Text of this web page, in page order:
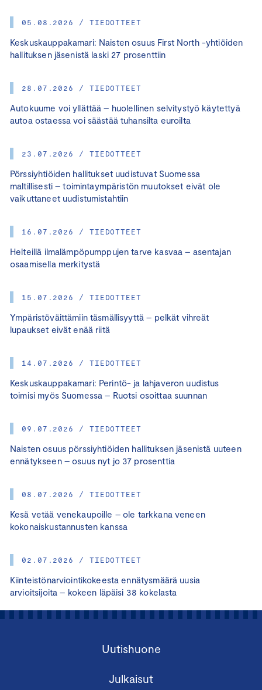
05.08.2026 / TIEDOTTEET
Keskuskauppakamari: Naisten osuus First North -yhtiöiden
hallituksen jäsenistä laski 27 prosenttiin
28.07.2026 / TIEDOTTEET
Autokuume voi yllättää – huolellinen selvitystyö käytettyä
autoa ostaessa voi säästää tuhansilta euroilta
23.07.2026 / TIEDOTTEET
Pörssiyhtiöiden hallitukset uudistuvat Suomessa
maltillisesti – toimintaympäristön muutokset eivät ole
vaikuttaneet uudistumistahtiin
16.07.2026 / TIEDOTTEET
Helteillä ilmalämpöpumppujen tarve kasvaa – asentajan
osaamisella merkitystä
15.07.2026 / TIEDOTTEET
Ympäristöväittämiin täsmällisyyttä – pelkät vihreät
lupaukset eivät enää riitä
14.07.2026 / TIEDOTTEET
Keskuskauppakamari: Perintö- ja lahjaveron uudistus
toimisi myös Suomessa – Ruotsi osoittaa suunnan
09.07.2026 / TIEDOTTEET
Naisten osuus pörssiyhtiöiden hallituksen jäsenistä uuteen
ennätykseen – osuus nyt jo 37 prosenttia
08.07.2026 / TIEDOTTEET
Kesä vetää venekaupoille – ole tarkkana veneen
kokonaiskustannusten kanssa
02.07.2026 / TIEDOTTEET
Kiinteistönarviointikokeesta ennätysmäärä uusia
arvioitsijoita – kokeen läpäisi 38 kokelasta
Uutishuone
Julkaisut